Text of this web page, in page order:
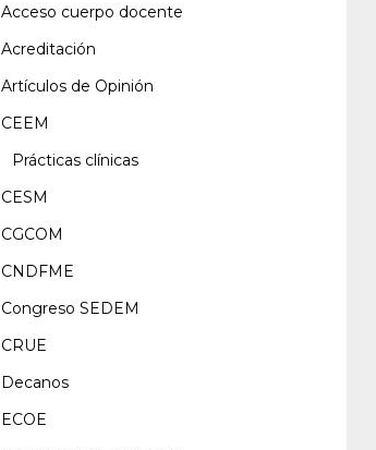
Acceso cuerpo docente
Acreditación
Artículos de Opinión
CEEM
Prácticas clínicas
CESM
CGCOM
CNDFME
Congreso SEDEM
CRUE
Decanos
ECOE